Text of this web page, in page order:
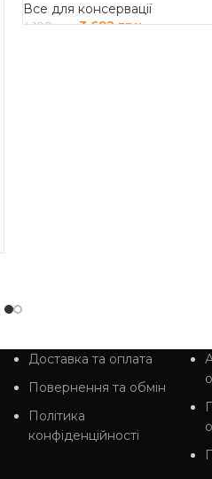
Все для консервації
4 108грн 3 692грн
Доставка та оплата
Повернення та обмін
Політика
конфіденційності